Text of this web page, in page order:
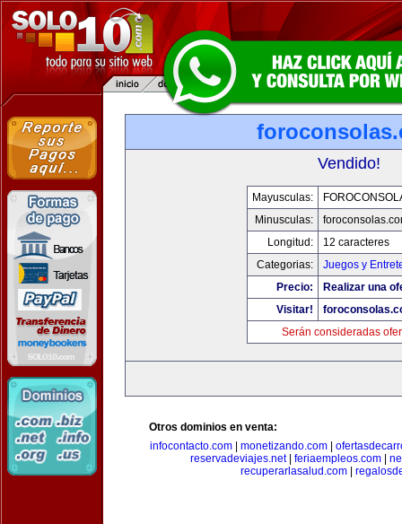
Vendido!
Mayusculas:
Minusculas:
Longitud:
12 caracteres
Categorias:
Juegos y
Precio:
Realizar una
Visitar!
Serán consideradas
Otros dominios en venta:
infocontacto.com
monetizando.com
reservadeviajes.net| feriaempleos.com
recuperarlasalud.com